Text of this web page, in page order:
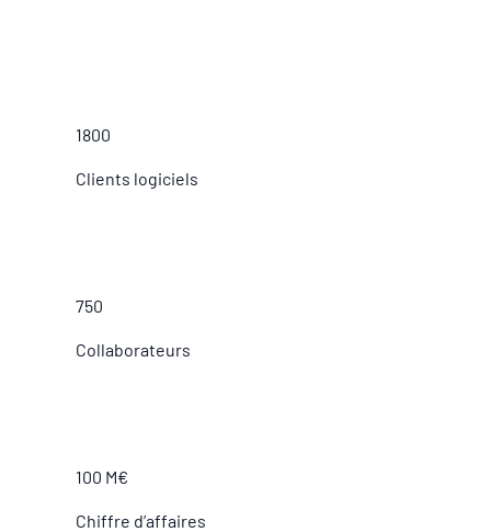
1800
Clients logiciels
750
Collaborateurs
100 M€
Chiffre d’affaires